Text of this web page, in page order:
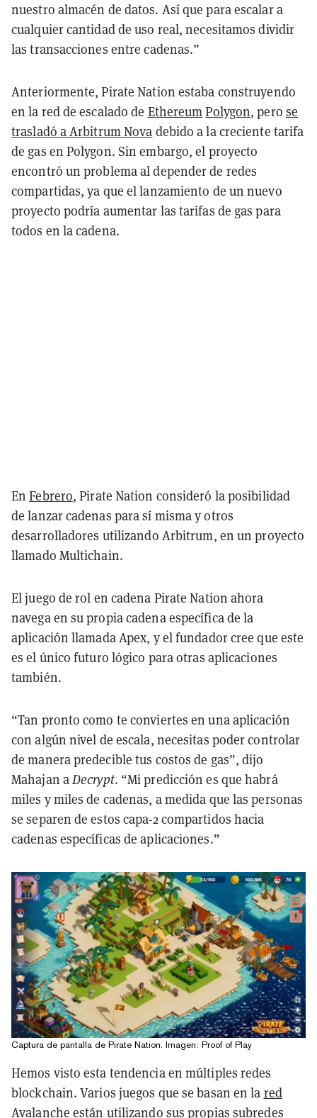
nuestro almacén de datos. Así que para escalar a
cualquier cantidad de uso real, necesitamos dividir
las transacciones entre cadenas.”
Anteriormente, Pirate Nation estaba construyendo
en la red de escalado de EthereumPolygon, pero se
trasladó a Arbitrum Nova debido a la creciente tarifa
de gas en Polygon. Sin embargo, el proyecto
encontró un problema al depender de redes
compartidas, ya que el lanzamiento de un nuevo
proyecto podría aumentar las tarifas de gas para
todos en la cadena.
EnFebrero, Pirate Nation consideró la posibilidad
de lanzar cadenas para sí misma y otros
desarrolladores utilizando Arbitrum, en un proyecto
llamado Multichain.
El juego de rol en cadena Pirate Nation ahora
navega en su propia cadena específica de la
aplicación llamada Apex, y el fundador cree que este
es el único futuro lógico para otras aplicaciones
también.
“Tan pronto como te conviertes en una aplicación
con algún nivel de escala, necesitas poder controlar
de manera predecible tus costos de gas”, dijo
Mahajan aDecrypt. “Mi predicción es que habrá
miles y miles de cadenas, a medida que las personas
se separen de estos capa-2 compartidos hacia
cadenas específicas de aplicaciones.”
Captura de pantalla de Pirate Nation. Imagen: Proof of Play
Hemos visto esta tendencia en múltiples redes
blockchain. Varios juegos que se basan en la red
Avalanche están utilizando sus propias subredes